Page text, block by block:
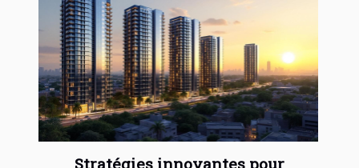
Stratégies innovantes pour